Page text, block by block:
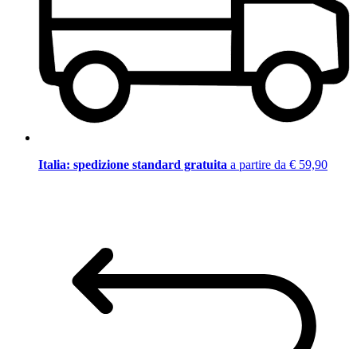
Italia: spedizione standard gratuita a partire da € 59,90